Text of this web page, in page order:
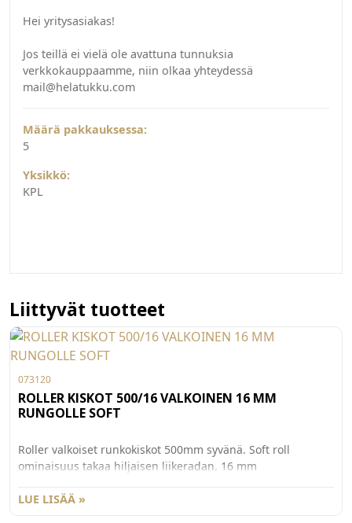
Hei yritysasiakas!
Jos teillä ei vielä ole avattuna tunnuksia
verkkokauppaamme, niin olkaa yhteydessä
mail@helatukku.com
Määrä pakkauksessa:
5
Yksikkö:
KPL
Liittyvät tuotteet
073120
ROLLER KISKOT 500/16 VALKOINEN 16 MM
RUNGOLLE SOFT
Roller valkoiset runkokiskot 500mm syvänä. Soft roll
ominaisuus takaa hiljaisen liikeradan. 16 mm
x68 +/-1mm).
LUE LISÄÄ »